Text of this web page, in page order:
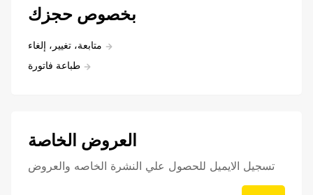
بخصوص حجزك
متابعة، تغيير، إلغاء
طباعة فاتورة
العروض الخاصة
تسجيل الايميل للحصول علي النشرة الخاصه والعروض